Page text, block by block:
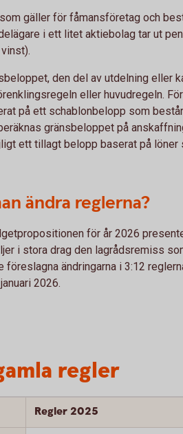
gäller för fåmansföretag och
i ett litet aktiebolag tar ut
den del av utdelning eller
eller huvudregeln.
på ett schablonbelopp som
gränsbeloppet på
ett tillagt belopp baserat på löner
ändra reglerna?
för år 2026
i stora drag den lagrådsremiss
föreslagna ändringarna i 3:12
2026.
regler
Regler 2025